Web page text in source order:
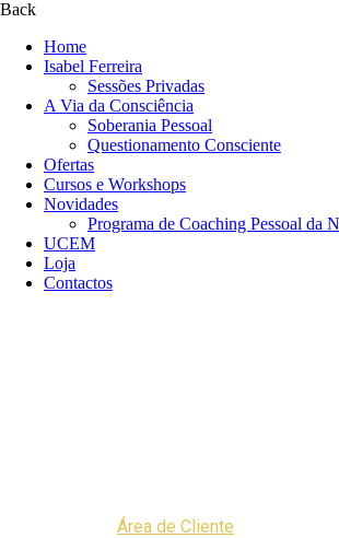
Back
Home
Isabel Ferreira
Sessões Privadas
A Via da Consciência
Soberania Pessoal
Questionamento Consciente
Ofertas
Cursos e Workshops
Novidades
Programa de Coaching Pessoal da
UCEM
Loja
Contactos
Área de Cliente